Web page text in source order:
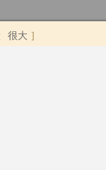
很大 ]